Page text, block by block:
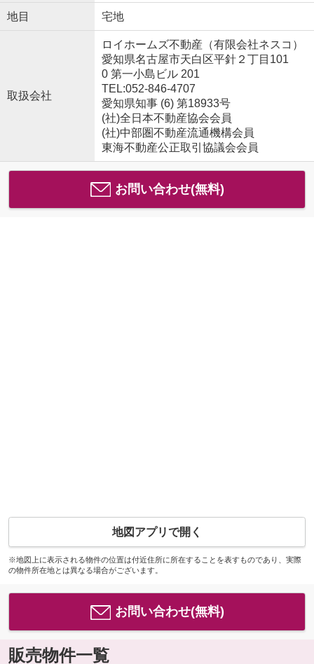
地目 宅地
取扱会社
ロイホームズ不動産（有限会社ネスコ）
愛知県名古屋市天白区平針２丁目101
0 第一小島ビル 201
TEL:052-846-4707
愛知県知事 (6) 第18933号
(社)全日本不動産協会会員
(社)中部圏不動産流通機構会員
東海不動産公正取引協議会会員
お問い合わせ(無料)
地図アプリで開く
※地図上に表示される物件の位置は付近住所に所在することを表すものであり、実際
の物件所在地とは異なる場合がございます。
お問い合わせ(無料)
販売物件一覧